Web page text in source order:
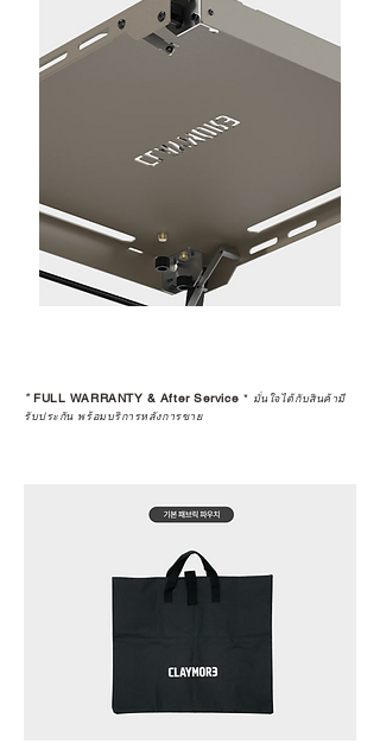
*FULL WARRANTY & After Service * มั่นใจได้กับสินค้ามี
รับประกัน พร้อมบริการหลังการขาย